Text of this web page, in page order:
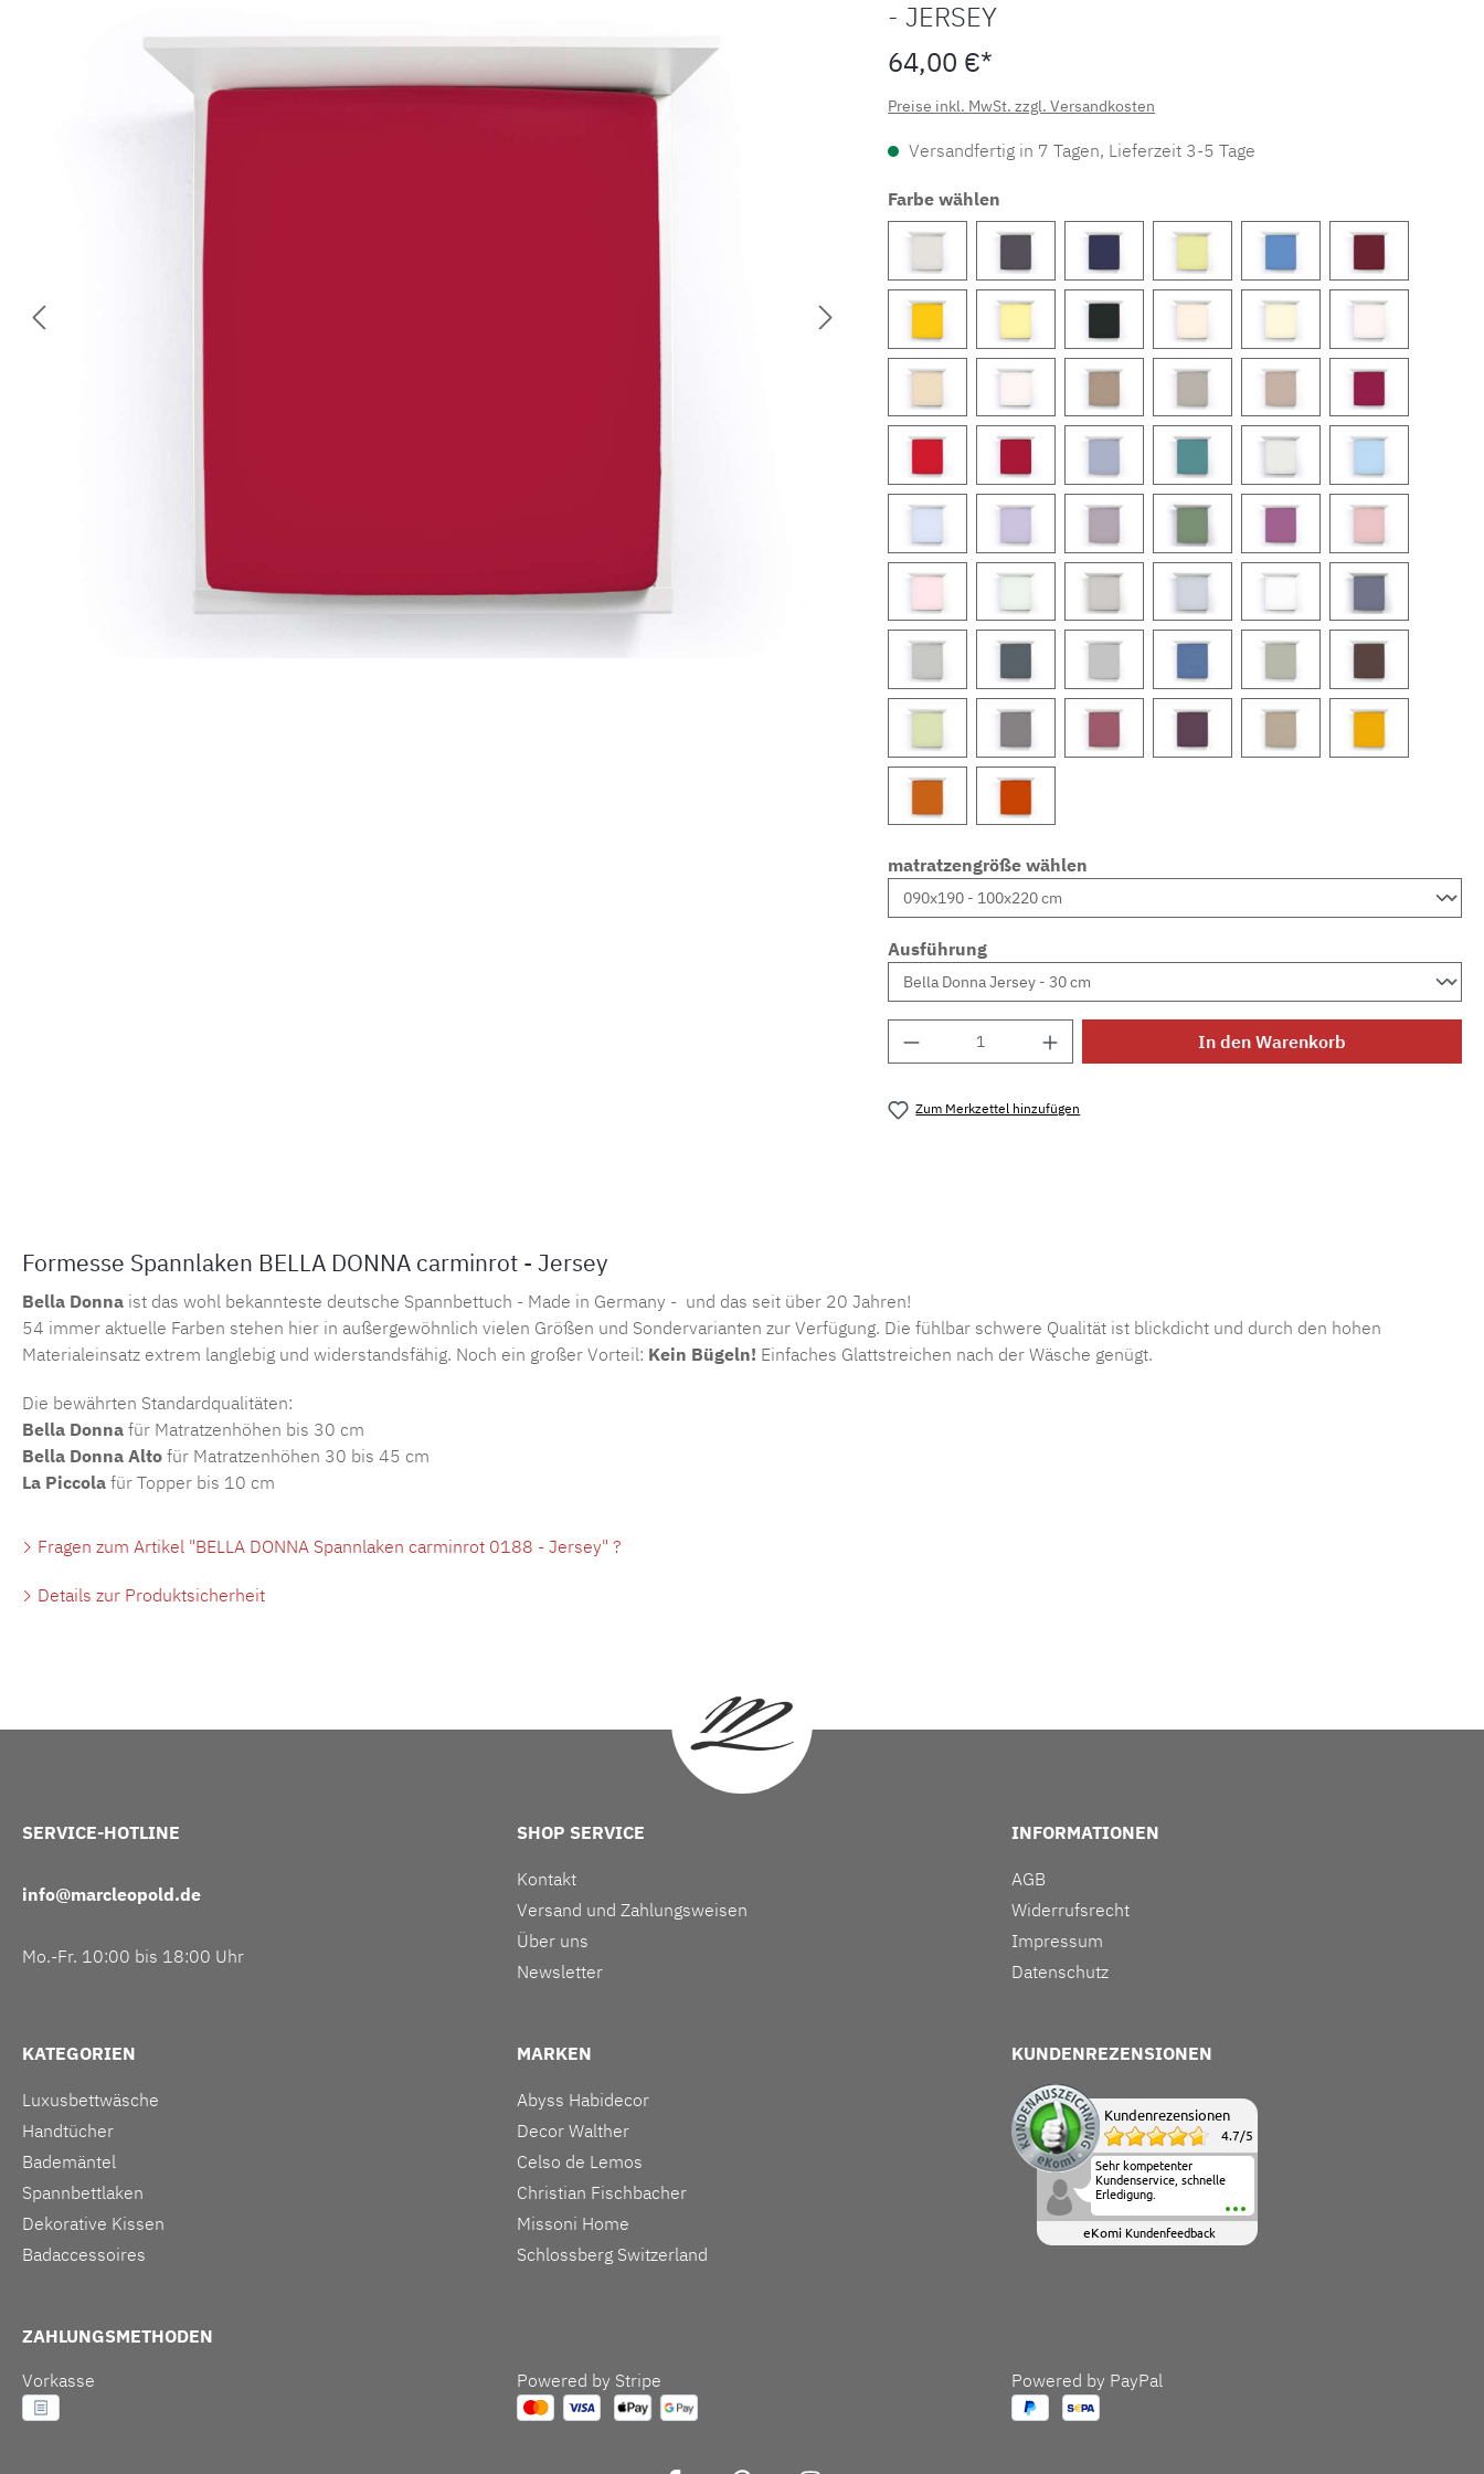
- JERSEY
64,00 €*
Preise inkl. MwSt. zzgl. Versandkosten
Versandfertig in 7 Tagen, Lieferzeit 3-5 Tage
Farbe wählen
matratzengröße wählen
Ausführung
Produkt Anzahl: Gib den gewünschten Wert ein
In den Warenkorb
Zum Merkzettel hinzufügen
Formesse Spannlaken BELLA DONNA carminrot - Jersey
Bella Donna ist das wohl bekannteste deutsche Spannbettuch - Made in Germany - und das seit über 20 Jahren!
54 immer aktuelle Farben stehen hier in außergewöhnlich vielen Größen und Sondervarianten zur Verfügung. Die fühlbar schwere Qualität ist blickdicht und durch den hohen
Materialeinsatz extrem langlebig und widerstandsfähig. Noch ein großer Vorteil: Kein Bügeln! Einfaches Glattstreichen nach der Wäsche genügt.
Die bewährten Standardqualitäten:
Bella Donna für Matratzenhöhen bis 30 cm
Bella Donna Alto für Matratzenhöhen 30 bis 45 cm
La Piccola für Topper bis 10 cm
Fragen zum Artikel "BELLA DONNA Spannlaken carminrot 0188 - Jersey" ?
Details zur Produktsicherheit
SERVICE-HOTLINE
info@marcleopold.de
Mo.-Fr. 10:00 bis 18:00 Uhr
SHOP SERVICE
Kontakt
Versand und Zahlungsweisen
Über uns
Newsletter
INFORMATIONEN
AGB
Widerrufsrecht
Impressum
Datenschutz
KATEGORIEN
Luxusbettwäsche
Handtücher
Bademäntel
Spannbettlaken
Dekorative Kissen
Badaccessoires
MARKEN
Abyss Habidecor
Decor Walther
Celso de Lemos
Christian Fischbacher
Missoni Home
Schlossberg Switzerland
KUNDENREZENSIONEN
Kundenrezensionen
4.7/5
Sehr kompetenter
Kundenservice, schnelle
Erledigung.
eKomi Kundenfeedback
ZAHLUNGSMETHODEN
Vorkasse
Powered by Stripe Powered by PayPal